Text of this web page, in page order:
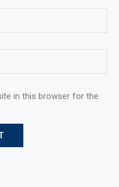
in this browser for the